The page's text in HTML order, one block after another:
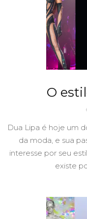
O
Dua Lipa é hoje um
da moda, e sua
interesse por seu
existe